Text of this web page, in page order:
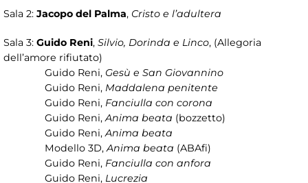
Sala 2: Jacopo del Palma, Cristo e l’adultera
Sala 3: Guido Reni, Silvio, Dorinda e Linco, (Allegoria
dell’amore rifiutato)
Guido Reni, Gesù e San Giovannino
Guido Reni, Maddalena penitente
Guido Reni, Fanciulla con corona
Guido Reni,Anima beata (bozzetto)
Guido Reni,Anima beata
Modello 3D,Anima beata (ABAfi)
Guido Reni, Fanciulla con anfora
Guido Reni, Lucrezia